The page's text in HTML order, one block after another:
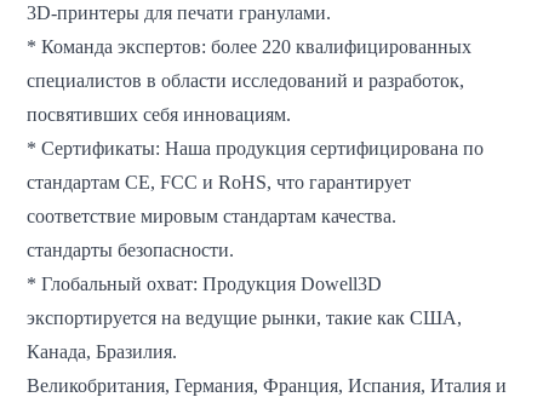
3D-принтеры для печати гранулами.
* Команда экспертов: более 220 квалифицированных
специалистов в области исследований и разработок,
посвятивших себя инновациям.
* Сертификаты: Наша продукция сертифицирована по
стандартам CE, FCC и RoHS, что гарантирует
соответствие мировым стандартам качества.
стандарты безопасности.
* Глобальный охват: Продукция Dowell3D
экспортируется на ведущие рынки, такие как США,
Канада, Бразилия.
Великобритания, Германия, Франция, Испания, Италия и